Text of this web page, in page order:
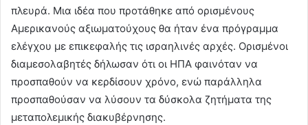
πλευρά. Μια ιδέα που προτάθηκε από ορισμένους
Αμερικανούς αξιωματούχους θα ήταν ένα πρόγραμμα
ελέγχου με επικεφαλής τις ισραηλινές αρχές. Ορισμένοι
διαμεσολαβητές δήλωσαν ότι οι ΗΠΑ φαινόταν να
προσπαθούν να κερδίσουν χρόνο, ενώ παράλληλα
προσπαθούσαν να λύσουν τα δύσκολα ζητήματα της
μεταπολεμικής διακυβέρνησης.